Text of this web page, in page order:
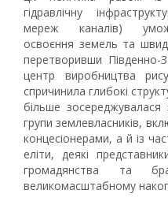
гідравлічну
мереж каналів)
освоєння земель та
перетворивши Південно-
центр виробництва
спричинила глибокі
більше зосереджувалася
групи землевласників,
концесіонерами, а й із
еліти, деякі
громадянства та
великомасштабному